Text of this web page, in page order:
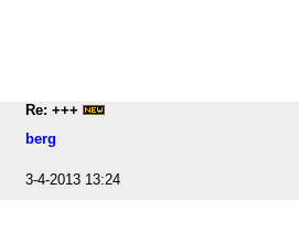
Re: +++
berg
3-4-2013 13:24